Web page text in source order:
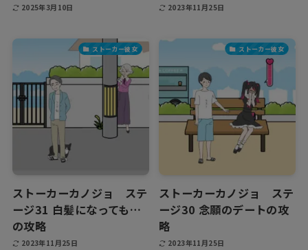
2025年3月10日 2023年11月25日
ストーカー彼女
ストーカーカノジョ ステ
ージ31 白髪になっても…
の攻略
2023年11月25日
ストーカー彼女
ストーカーカノジョ ステ
ージ30 念願のデートの攻
略
2023年11月25日